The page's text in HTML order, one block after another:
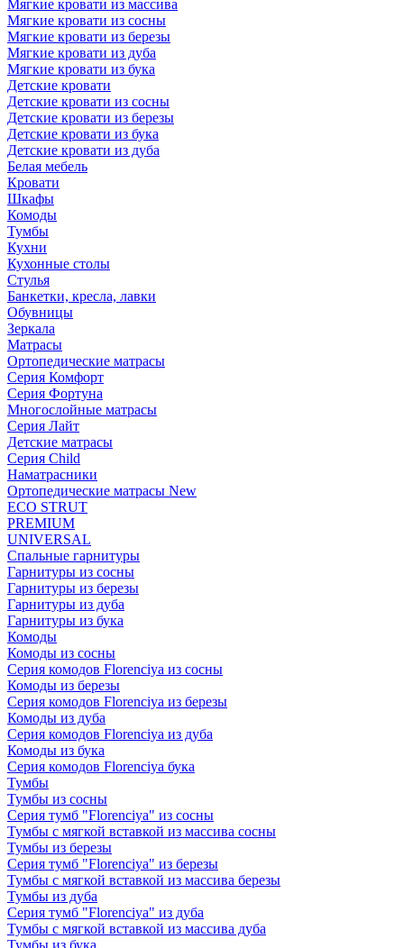
Мягкие кровати из массива
Мягкие кровати из сосны
Мягкие кровати из березы
Мягкие кровати из дуба
Мягкие кровати из бука
Детские кровати
Детские кровати из сосны
Детские кровати из березы
Детские кровати из бука
Детские кровати из дуба
Белая мебель
Кровати
Шкафы
Комоды
Тумбы
Кухни
Кухонные столы
Стулья
Банкетки, кресла, лавки
Обувницы
Зеркала
Матрасы
Ортопедические матрасы
Серия Комфорт
Серия Фортуна
Многослойные матрасы
Серия Лайт
Детские матрасы
Серия Child
Наматрасники
Ортопедические матрасы New
ECO STRUT
PREMIUM
UNIVERSAL
Спальные гарнитуры
Гарнитуры из сосны
Гарнитуры из березы
Гарнитуры из дуба
Гарнитуры из бука
Комоды
Комоды из сосны
Серия комодов Florenciya из сосны
Комоды из березы
Серия комодов Florenciya из березы
Комоды из дуба
Серия комодов Florenciya из дуба
Комоды из бука
Серия комодов Florenciya бука
Тумбы
Тумбы из сосны
Серия тумб "Florenciya" из сосны
Тумбы с мягкой вставкой из массива сосны
Тумбы из березы
Серия тумб "Florenciya" из березы
Тумбы с мягкой вставкой из массива березы
Тумбы из дуба
Серия тумб "Florenciya" из дуба
Тумбы с мягкой вставкой из массива дуба
Тумбы из бука